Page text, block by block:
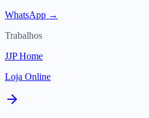
WhatsApp →
Trabalhos
JJP Home
Loja Online